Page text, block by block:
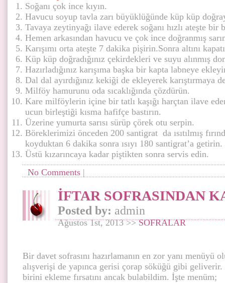
Soğanı çok ince kıyın.
Havucu soyup tavla zarı büyüklüğünde küp küp
Tavaya zeytinyağı ilave ederek soğanı hızlı ateşte
Hemen arkasından havucu ve çok ince doğranmış
Karışımı orta ateşte 7 dakika pişirin.Sonra altını
Küp küp doğradığınız çekirdekleri ve suyu alınmış
Hazırladığınız karışıma başka bir kapta labneye
Dal dal ayırdığınız kekiği de ekleyerek karıştırmaya
Milföy hamurunu oda sıcaklığında çözdürün.
Kare milföylerin içine bir tatlı kaşığı harçtan ilave
ucun birleştiği kısma hafifçe bastırın.
Üzerine yumurta sarısı sürüp çörek otu serpin.
Böreklerimizi önceden 200 santigrat da ısıtılmış
koyduktan 6 dakika sonra ısıyı 180 santigrat’a getirin.
Üstü kızarıncaya kadar piştikten sonra servis edin.
No Comments |
İFTAR SOFRASINDAN
Posted by: admin
Ağustos 1st, 2013 >>SOFRALAR
Bir davet sofrasını hazırlamanın en zor yanı menüyü
alışverişi de yapınca gerisi çorap söküğü gibi
birini ekleme fırsatını ancak bulabildim. İşte menüm;